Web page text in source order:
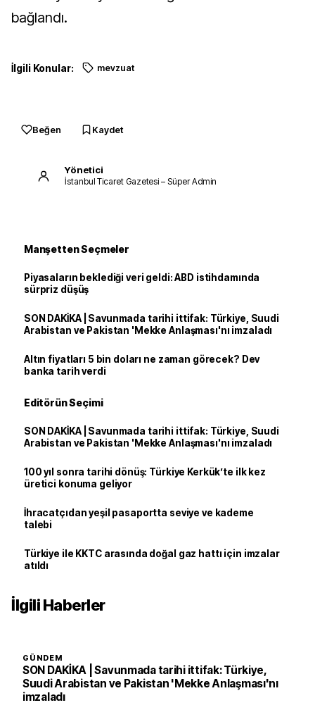
bağlandı.
İlgili Konular: mevzuat
Beğen Kaydet
Yönetici
İstanbul Ticaret Gazetesi – Süper Admin
Manşetten Seçmeler
Piyasaların beklediği veri geldi: ABD istihdamında
sürpriz düşüş
SON DAKİKA | Savunmada tarihi ittifak: Türkiye, Suudi
Arabistan ve Pakistan 'Mekke Anlaşması'nı imzaladı
Altın fiyatları 5 bin doları ne zaman görecek? Dev
banka tarih verdi
Editörün Seçimi
SON DAKİKA | Savunmada tarihi ittifak: Türkiye, Suudi
Arabistan ve Pakistan 'Mekke Anlaşması'nı imzaladı
100 yıl sonra tarihi dönüş: Türkiye Kerkük’te ilk kez
üretici konuma geliyor
İhracatçıdan yeşil pasaportta seviye ve kademe
talebi
Türkiye ile KKTC arasında doğal gaz hattı için imzalar
atıldı
İlgili Haberler
GÜNDEM
SON DAKİKA | Savunmada tarihi ittifak: Türkiye,
Suudi Arabistan ve Pakistan 'Mekke Anlaşması'nı
imzaladı